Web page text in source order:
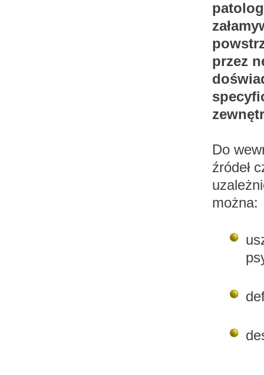
przez
Do
źródeł
można: